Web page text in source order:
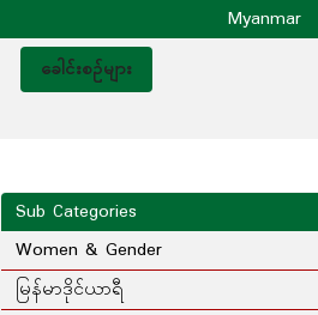
Myanmar
ခေါင်းစဥ်များ
Sub Categories
Women & Gender
မြန်မာဒိုင်ယာရီ